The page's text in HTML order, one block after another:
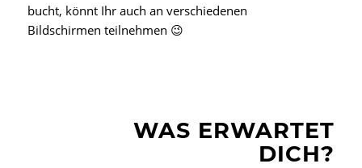
bucht, könnt Ihr auch an verschiedenen
Bildschirmen teilnehmen 😉
WAS ERWARTET
DICH?